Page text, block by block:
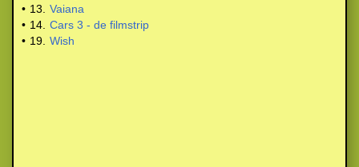
• 13.
Vaiana
• 14. Cars 3 - de filmstrip
• 19. Wish